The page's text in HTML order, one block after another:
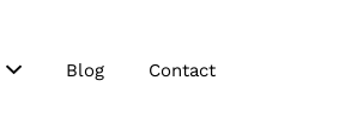
Blog Contact